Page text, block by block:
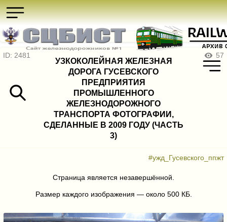
ID: 2481
УЗКОКОЛЕЙНАЯ ЖЕЛЕЗНАЯ
ДОРОГА ГУСЕВСКОГО
ПРЕДПРИЯТИЯ
ПРОМЫШЛЕННОГО
ЖЕЛЕЗНОДОРОЖНОГО
ТРАНСПОРТА ФОТОГРАФИИ,
СДЕЛАННЫЕ В 2009 ГОДУ (ЧАСТЬ
3)
57
#ужд_Гусевского_ппжт
Страница является незавершённой.
Размер каждого изображения — около 500 КБ.